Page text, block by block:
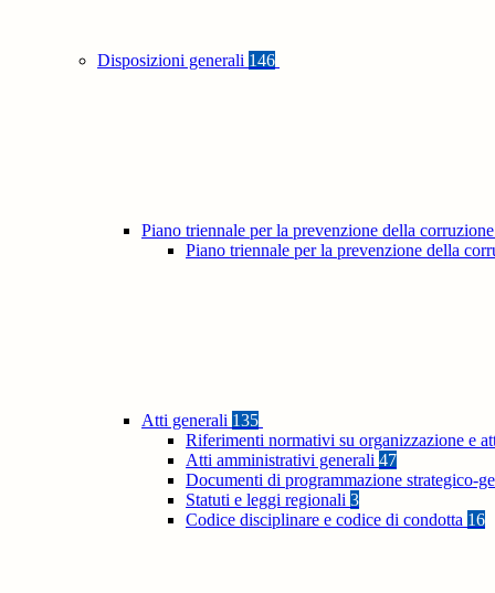
Disposizioni generali 146
Piano triennale per la prevenzione della
Piano triennale per la prevenzione della
Atti generali 135
Riferimenti normativi su organizzazione e
Atti amministrativi generali 47
Documenti di programmazione strategico-
Statuti e leggi regionali 3
Codice disciplinare e codice di condotta 16